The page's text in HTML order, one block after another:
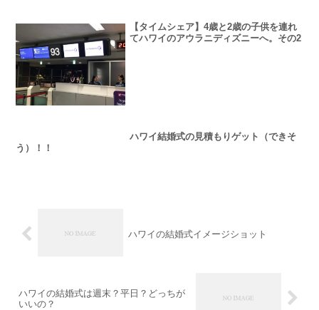
【タイムシェア】4歳と2歳の子供を連れ
てハワイのアウラニディズニーへ。その2
ハワイ結婚式の見積もりゲット（できそ
う）！！
ハワイの結婚式イメージショット
ハワイの結婚式は週末？平日？どっちが
いいの？